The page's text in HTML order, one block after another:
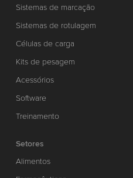
Sistemas de marcação
Sistemas de rotulagem
Células de carga
Kits de pesagem
Acessórios
Software
Treinamento
Setores
Alimentos